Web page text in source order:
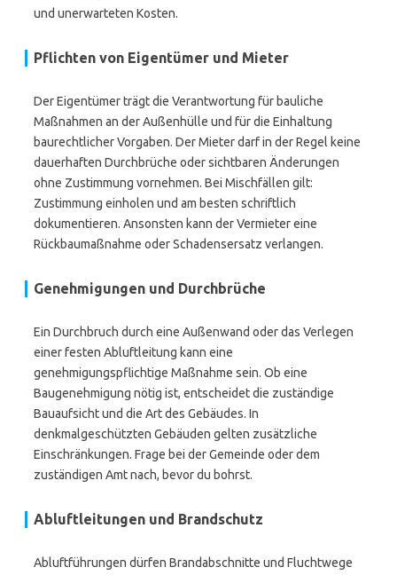
und unerwarteten Kosten.
Pflichten von Eigentümer und Mieter
Der Eigentümer trägt die Verantwortung für bauliche
Maßnahmen an der Außenhülle und für die Einhaltung
baurechtlicher Vorgaben. Der Mieter darf in der Regel keine
dauerhaften Durchbrüche oder sichtbaren Änderungen
ohne Zustimmung vornehmen. Bei Mischfällen gilt:
Zustimmung einholen und am besten schriftlich
dokumentieren. Ansonsten kann der Vermieter eine
Rückbaumaßnahme oder Schadensersatz verlangen.
Genehmigungen und Durchbrüche
Ein Durchbruch durch eine Außenwand oder das Verlegen
einer festen Abluftleitung kann eine
genehmigungspflichtige Maßnahme sein. Ob eine
Baugenehmigung nötig ist, entscheidet die zuständige
Bauaufsicht und die Art des Gebäudes. In
denkmalgeschützten Gebäuden gelten zusätzliche
Einschränkungen. Frage bei der Gemeinde oder dem
zuständigen Amt nach, bevor du bohrst.
Abluftleitungen und Brandschutz
Abluftführungen dürfen Brandabschnitte und Fluchtwege